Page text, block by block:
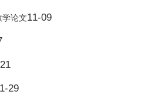
学论文11-09
29